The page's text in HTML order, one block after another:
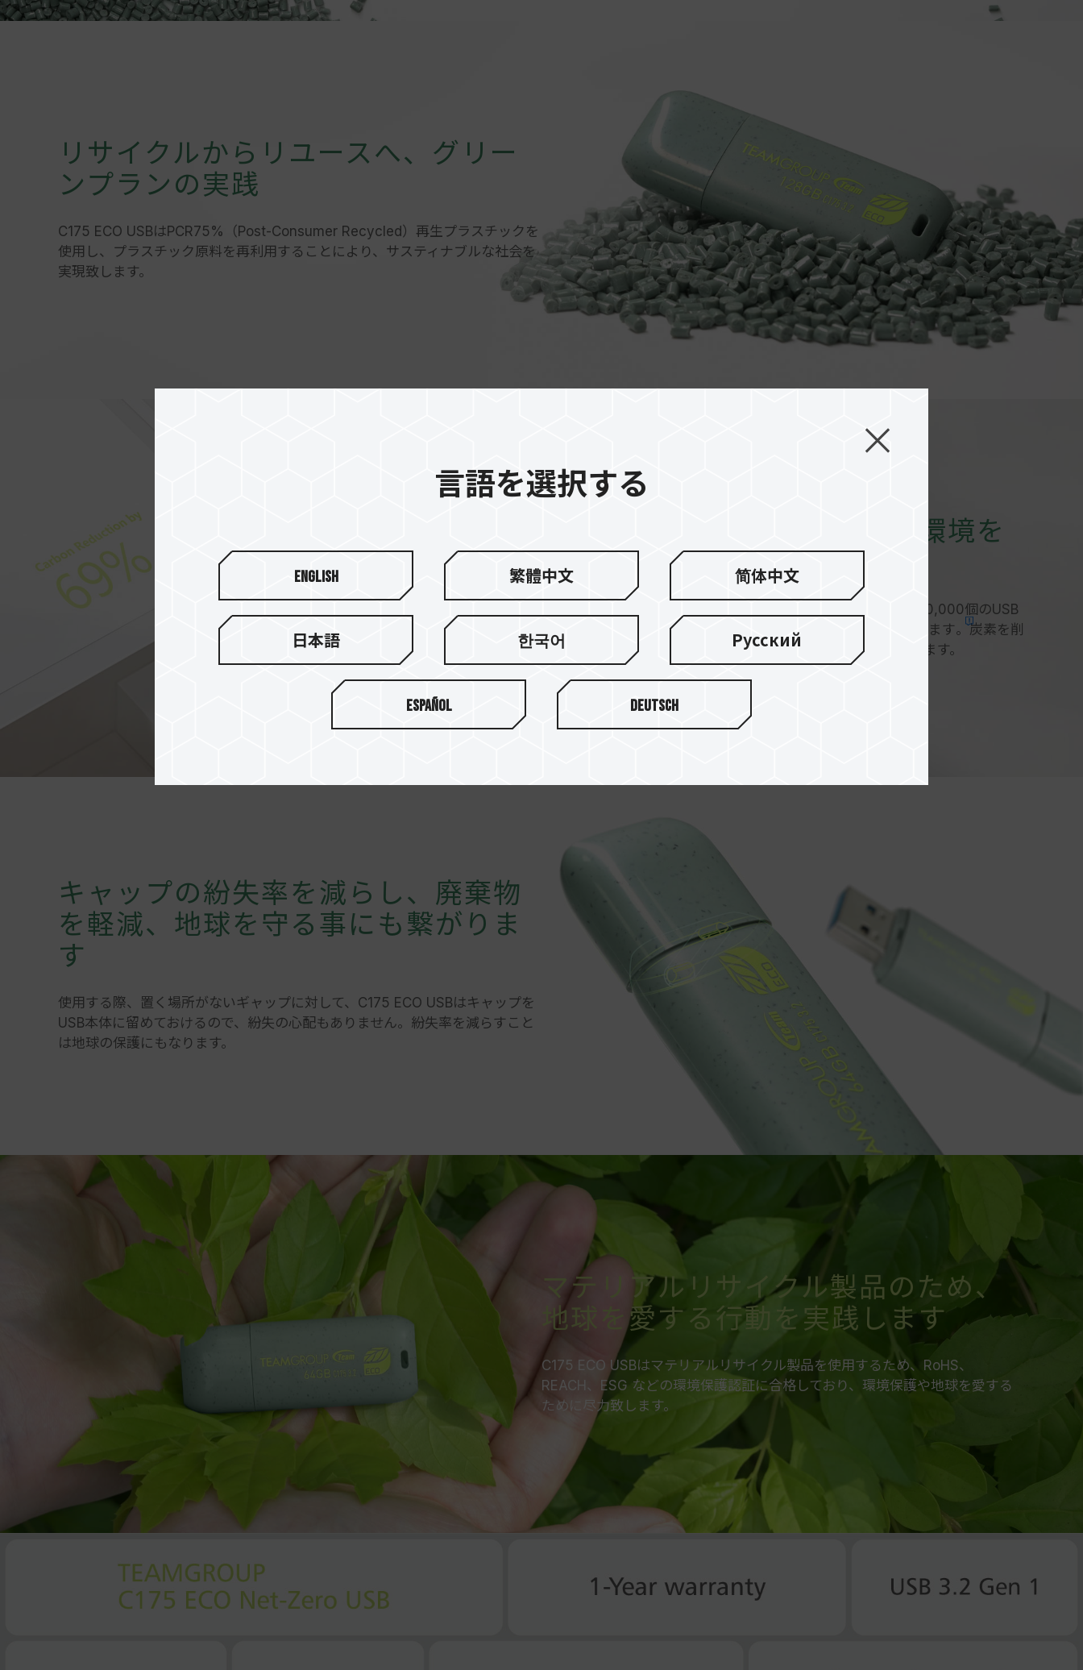
リサイクルからリユースへ、グリー
ンプランの実践
C175 ECO USBはPCR75%（Post-Consumer Recycled）再生プラスチックを
使用し、プラスチック原料を再利用することにより、サスティナブルな社会を
実現致します。
炭素を効果的に減らし、地球環境を
守ります
100,000個のUSB
を生産すると仮定して、約203,000枚のA4用紙を節約しております。炭素を削
減するグリーンライフスタイルを実現でき、脱炭素に貢献致します。
キャップの紛失率を減らし、廃棄物
を軽減、地球を守る事にも繋がりま
す
使用する際、置く場所がないギャップに対して、C175 ECO USBはキャップを
USB本体に留めておけるので、紛失の心配もありません。紛失率を減らすこと
は地球の保護にもなります。
マテリアルリサイクル製品のため、
地球を愛する行動を実践します
C175 ECO USBはマテリアルリサイクル製品を使用するため、RoHS、
REACH、ESG などの環境保護認証に合格しており、環境保護や地球を愛する
ために尽力致します。
言語を選択する
English 繁體中文 简体中文
日本語 한국어 Русский
Español Deutsch